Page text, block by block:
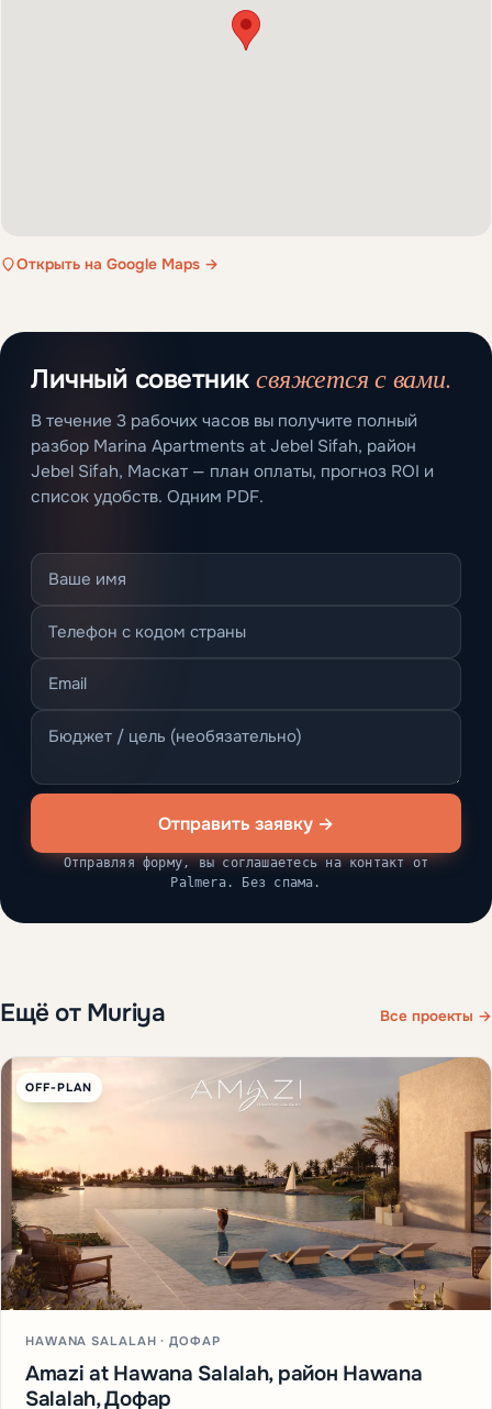
Открыть на Google Maps →
Личный советниксвяжется с вами.
В течение 3 рабочих часов вы получите полный
разбор Marina Apartments at Jebel Sifah, район
Jebel Sifah, Маскат — план оплаты, прогноз ROI и
список удобств. Одним PDF.
Отправить заявку →
Отправляя форму, вы соглашаетесь на контакт от
Palmera. Без спама.
Ещё от Muriya Все проекты →
OFF-PLAN
HAWANA SALALAH · ДОФАР
Amazi at Hawana Salalah, район Hawana
Salalah, Дофар